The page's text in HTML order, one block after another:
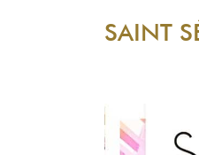
SAINT